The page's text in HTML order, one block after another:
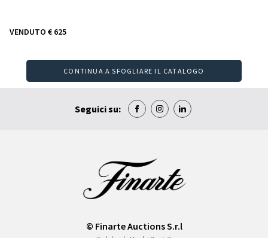
VENDUTO € 625
CONTINUA A SFOGLIARE IL CATALOGO
Seguici su:
© Finarte Auctions S.r.l